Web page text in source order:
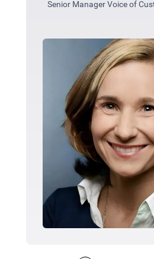
Senior Manager Voice of